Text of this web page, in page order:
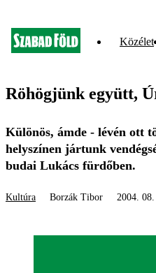
Közélet
Röhögjünk együtt,
Különös, ámde - lévén ott
helyszínen jártunk
budai Lukács fürdőben.
Kultúra Borzák Tibor 2004.